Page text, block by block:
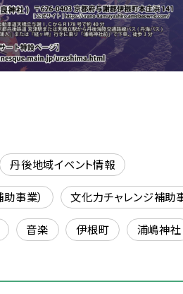
丹後地域イベント情報
事業） 文化力チャレンジ補助
音楽 伊根町 浦嶋神社